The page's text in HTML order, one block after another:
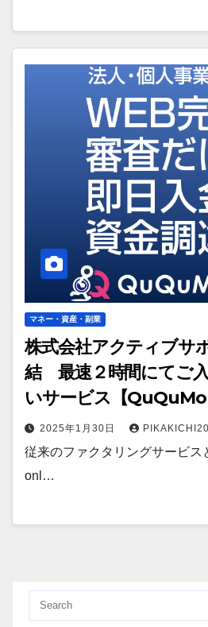
マネー・資産・副業
株式会社アクティブサポート
結 最速２時間にてご
いサービス【QuQuMo
2025年1月30日
従来のファクタリングサービス
onl…